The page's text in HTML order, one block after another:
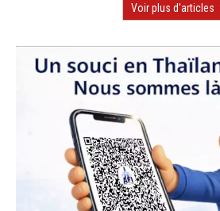
Voir plus d'articles